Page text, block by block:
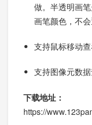
做。半透明画
画笔颜色，不会
支持鼠标移动查
支持图像元数据
下载地址：
https://